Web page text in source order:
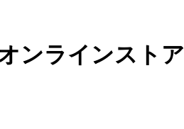
ンラインストア